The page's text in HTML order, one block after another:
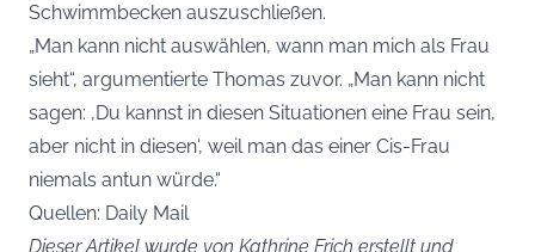
Schwimmbecken auszuschließen.
„Man kann nicht auswählen, wann man mich als Frau
sieht“, argumentierte Thomas zuvor. „Man kann nicht
sagen: ‚Du kannst in diesen Situationen eine Frau sein,
aber nicht in diesen‘, weil man das einer Cis-Frau
niemals antun würde.“
Quellen: Daily Mail
Dieser Artikel wurde von Kathrine Frich erstellt und